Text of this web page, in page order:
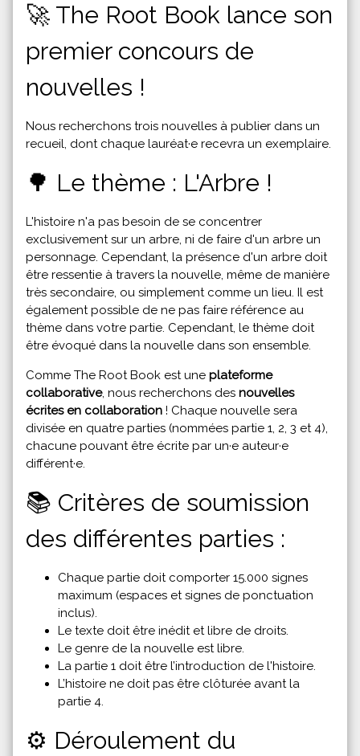
🚀 The Root Book lance son
premier concours de
nouvelles !
Nous recherchons trois nouvelles à publier dans un
recueil, dont chaque lauréat·e recevra un exemplaire.
🌳 Le thème : L'Arbre !
L'histoire n'a pas besoin de se concentrer
exclusivement sur un arbre, ni de faire d'un arbre un
personnage. Cependant, la présence d'un arbre doit
être ressentie à travers la nouvelle, même de manière
très secondaire, ou simplement comme un lieu. Il est
également possible de ne pas faire référence au
thème dans votre partie. Cependant, le thème doit
être évoqué dans la nouvelle dans son ensemble.
Comme The Root Book est une plateforme
collaborative, nous recherchons des nouvelles
écrites en collaboration ! Chaque nouvelle sera
divisée en quatre parties (nommées partie 1, 2, 3 et 4),
chacune pouvant être écrite par un·e auteur·e
différent·e.
📚 Critères de soumission
des différentes parties :
Chaque partie doit comporter 15.000 signes
maximum (espaces et signes de ponctuation
inclus).
Le texte doit être inédit et libre de droits.
Le genre de la nouvelle est libre.
La partie 1 doit être l’introduction de l'histoire.
L’histoire ne doit pas être clôturée avant la
partie 4.
⚙️ Déroulement du